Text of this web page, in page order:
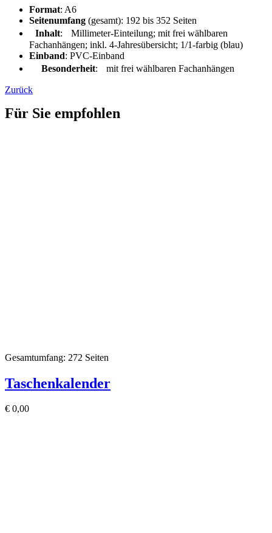
Format: A6
Seitenumfang (gesamt): 192 bis 352 Seiten
Inhalt: Millimeter-Einteilung; mit frei wählbaren
Fachanhängen; inkl. 4-Jahresübersicht; 1/1-farbig (blau)
Einband: PVC-Einband
Besonderheit: mit frei wählbaren Fachanhängen
Zurück
Für Sie empfohlen
Gesamtumfang: 272 Seiten
Taschenkalender
€ 0,00